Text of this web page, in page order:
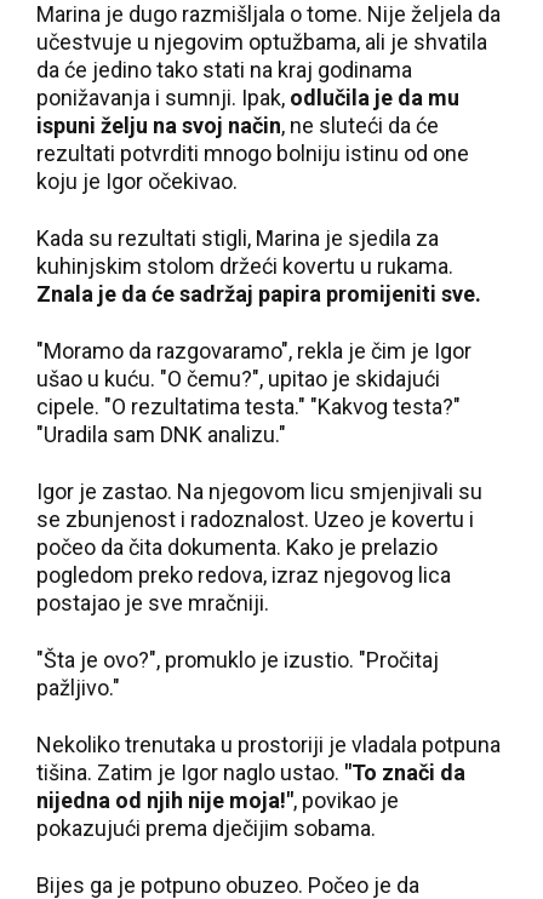
Marina je dugo razmišljala o tome. Nije željela da
učestvuje u njegovim optužbama, ali je shvatila
da će jedino tako stati na kraj godinama
ponižavanja i sumnji. Ipak, odlučila je da mu
ispuni želju na svoj način, ne sluteći da će
rezultati potvrditi mnogo bolniju istinu od one
koju je Igor očekivao.
Kada su rezultati stigli, Marina je sjedila za
kuhinjskim stolom držeći kovertu u rukama.
Znala je da će sadržaj papira promijeniti sve.
"Moramo da razgovaramo", rekla je čim je Igor
ušao u kuću. "O čemu?", upitao je skidajući
cipele. "O rezultatima testa." "Kakvog testa?"
"Uradila sam DNK analizu."
Igor je zastao. Na njegovom licu smjenjivali su
se zbunjenost i radoznalost. Uzeo je kovertu i
počeo da čita dokumenta. Kako je prelazio
pogledom preko redova, izraz njegovog lica
postajao je sve mračniji.
"Šta je ovo?", promuklo je izustio. "Pročitaj
pažljivo."
Nekoliko trenutaka u prostoriji je vladala potpuna
tišina. Zatim je Igor naglo ustao. "To znači da
nijedna od njih nije moja!", povikao je
pokazujući prema dječijim sobama.
Bijes ga je potpuno obuzeo. Počeo je da